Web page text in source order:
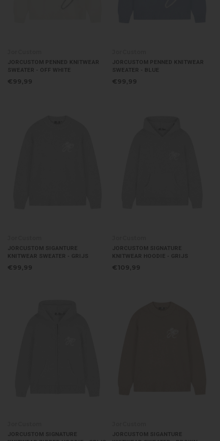
JORCUSTOM PENNED KNITWEAR
SWEATER - OFF WHITE
€99,99
JORCUSTOM PENNED KNITWEAR
SWEATER - BLUE
€99,99
JORCUSTOM SIGANTURE
KNITWEAR SWEATER - GRIJS
€99,99
JORCUSTOM SIGNATURE
KNITWEAR HOODIE - GRIJS
€109,99
JORCUSTOM SIGNATURE
JORCUSTOM SIGANTURE